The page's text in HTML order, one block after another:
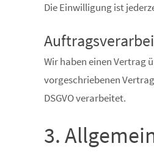
Die Einwilligung ist
Wir haben einen Vertrag
vorgeschriebenen
DSGVO verarbeitet.
3.